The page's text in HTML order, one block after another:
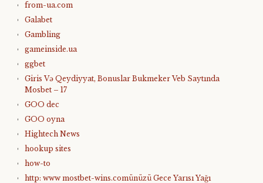
from-ua.com
Galabet
Gambling
gameinside.ua
ggbet
Giris Və Qeydiyyat, Bonuslar Bukmeker Veb Saytında
Mosbet – 17
GOO dec
GOO oyna
Hightech News
hookup sites
how-to
http: www mostbet-wins.comünüzü Gece Yarısı Yağı